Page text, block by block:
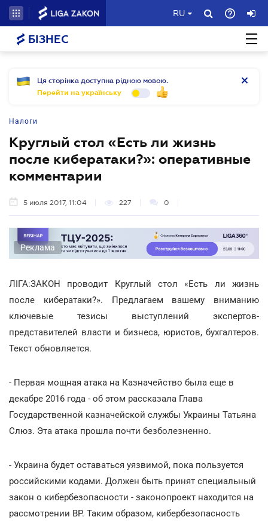
RU
БІЗНЕС
Ця сторінка доступна рідною мовою.
Перейти на українську
Налоги
Круглый стол «Есть ли жизнь
после кибератаки?»: оперативные
комментарии
5 июля 2017, 11:04 227 0
Реклама
ЛІГА:ЗАКОН проводит Круглый стол «Есть ли жизнь
после кибератаки?». Предлагаем вашему вниманию
ключевые тезисы выступлений экспертов-
представителей власти и бизнеса, юристов, бухгалтеров.
Текст обновляется.
- Первая мощная атака на Казначейство была еще в
декабре 2016 года - об этом рассказала Глава
Государственной казначейской службы Украины Татьяна
Слюз. Эта атака прошла почти безболезненно.
- Украина будет оставаться уязвимой, пока пользуется
российскими кодами. Должен быть принят специальный
закон о кибербезопасности - законопроект находится на
рассмотрении ВР. Таким образом, кибербезопасность